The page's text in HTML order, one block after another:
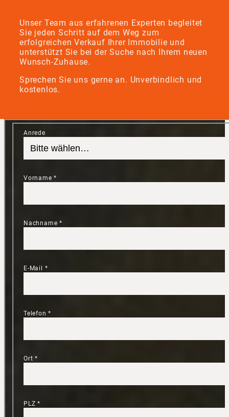
Unser Team aus erfahrenen Experten begleitet
Sie jeden Schritt auf dem Weg zum
erfolgreichen Verkauf Ihrer Immobilie und
unterstützt Sie bei der Suche nach Ihrem neuen
Wunsch-Zuhause.
Sprechen Sie uns gerne an. Unverbindlich und
kostenlos.
Anrede
Vorname*
Nachname*
E-Mail *
Telefon*
Ort*
PLZ*